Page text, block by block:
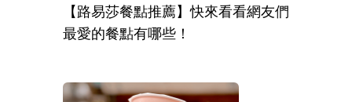
【路易莎餐點推薦】快來看看網友們
最愛的餐點有哪些！